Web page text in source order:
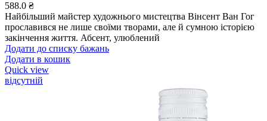
588.0 ₴
Найбільший майстер художнього мистецтва Вінсент Ван Гог
прославився не лише своїми творами, але й сумною історією
закінчення життя. Абсент, улюблений
Додати до списку бажань
Додати в кошик
Quick view
відсутній